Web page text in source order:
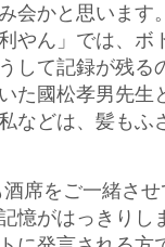
会かと思います
やん」では、ボ
して記録が残る
た國松孝男先生
などは、髪もふ
席をご一緒さ
憶がはっきりし